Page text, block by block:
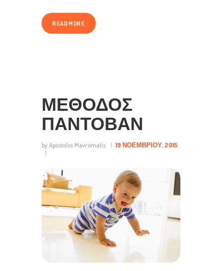
READ MORE
ΜΈΘΟΔΟΣ
ΠΆΝΤΟΒΑΝ
by Apostolos Mavromatis 19 ΝΟΕΜΒΡΊΟΥ, 2015